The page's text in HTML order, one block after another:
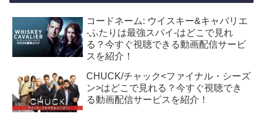
コードネーム: ウイスキー&キャバリエ
-ふたりは最強スパイ-はどこで見れ
る？今すぐ視聴できる動画配信サービ
スを紹介！
CHUCK/チャック<ファイナル・シーズ
ン>はどこで見れる？今すぐ視聴でき
る動画配信サービスを紹介！